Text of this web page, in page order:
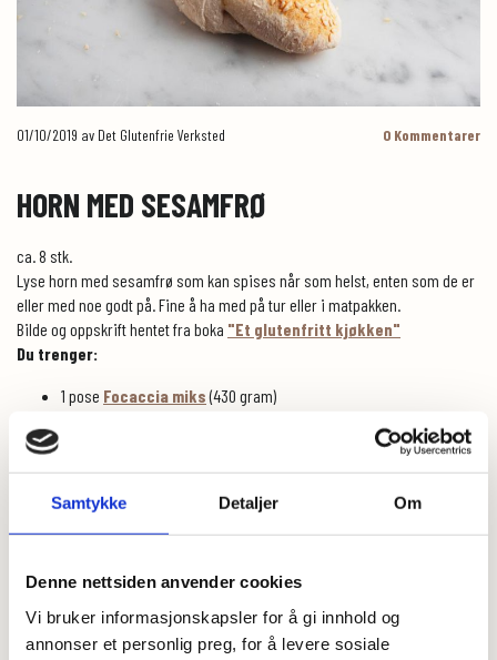
Samtykke Detaljer Om
Denne nettsiden anvender cookies
Vi bruker informasjonskapsler for å gi innhold og
annonser et personlig preg, for å levere sosiale
01/10/2019 av Det Glutenfrie Verksted 0 Kommentarer
HORN MED SESAMFRØ
ca. 8 stk.
Lyse horn med sesamfrø som kan spises når som helst, enten som de er
eller med noe godt på. Fine å ha med på tur eller i matpakken.
Bilde og oppskrift hentet fra boka "Et glutenfritt kjøkken"
Du trenger:
1 pose Focaccia miks(430 gram)
150 gram kesam/ laktosefri eller soyayoghurt fungerer også om du
må bake laktose eller melkefritt)
20 gram smeltet smør
1 egg til pensling (ikke nødvendig)
litt ekstra glutenfritt mel til utbaking